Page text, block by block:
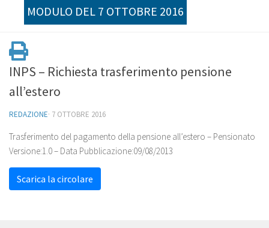
MODULO DEL 7 OTTOBRE 2016
INPS – Richiesta trasferimento pensione
all’estero
REDAZIONE· 7 OTTOBRE 2016
Trasferimento del pagamento della pensione all’estero – Pensionato
Versione:1.0 – Data Pubblicazione:09/08/2013
Scarica la circolare